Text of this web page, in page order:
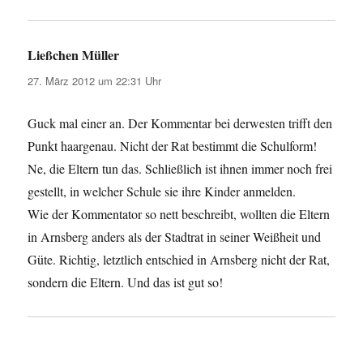
Ließchen Müller
27. März 2012 um 22:31 Uhr
Guck mal einer an. Der Kommentar bei derwesten trifft den
Punkt haargenau. Nicht der Rat bestimmt die Schulform!
Ne, die Eltern tun das. Schließlich ist ihnen immer noch frei
gestellt, in welcher Schule sie ihre Kinder anmelden.
Wie der Kommentator so nett beschreibt, wollten die Eltern
in Arnsberg anders als der Stadtrat in seiner Weißheit und
Güte. Richtig, letztlich entschied in Arnsberg nicht der Rat,
sondern die Eltern. Und das ist gut so!